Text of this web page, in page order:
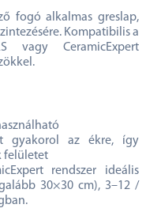
fogó alkalmas greslap,
Kompatibilis a
vagy CeramicExpert
gyakorol az ékre, így
felületet
rendszer ideális
30×30 cm), 3–12 /